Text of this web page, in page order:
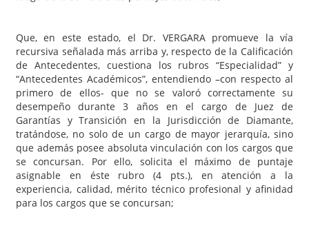
Que, en este estado, el Dr. VERGARA promueve la vía
recursiva señalada más arriba y, respecto de la Calificación
de Antecedentes, cuestiona los rubros “Especialidad” y
“Antecedentes Académicos”, entendiendo –con respecto al
primero de ellos- que no se valoró correctamente su
desempeño durante 3 años en el cargo de Juez de
Garantías y Transición en la Jurisdicción de Diamante,
tratándose, no solo de un cargo de mayor jerarquía, sino
que además posee absoluta vinculación con los cargos que
se concursan. Por ello, solicita el máximo de puntaje
asignable en éste rubro (4 pts.), en atención a la
experiencia, calidad, mérito técnico profesional y afinidad
para los cargos que se concursan;